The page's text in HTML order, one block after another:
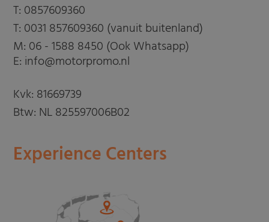
T: 0857609360
T: 0031 857609360 (vanuit buitenland)
M: 06 - 1588 8450 (Ook Whatsapp)
E: info@motorpromo.nl
Kvk: 81669739
Btw: NL 825597006B02
Experience Centers